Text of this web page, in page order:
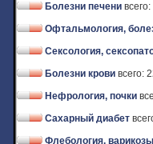
Болезни печени
Офтальмология,
Сексология,
Болезни крови всего:
Нефрология, почки
Сахарный диабет
Флебология, варикозы